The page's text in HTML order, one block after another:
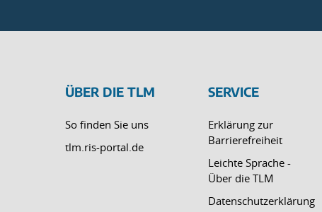
ÜBER DIE TLM
So finden Sie uns
tlm.ris-portal.de
SERVICE
Erklärung zur
Barrierefreiheit
Leichte Sprache -
Über die TLM
Datenschutzerklärung